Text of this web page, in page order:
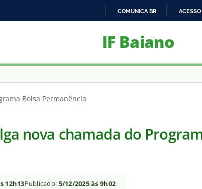
PARA
COMUNICA BR
IF Baiano
Bolsa Permanência
nova chamada do
12h13Publicado: 5/12/2025 às 9h02